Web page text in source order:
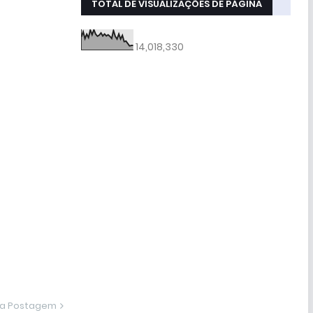
Postagem
TOTAL DE VISUALIZAÇÕES DE PÁGINA
14,018,330